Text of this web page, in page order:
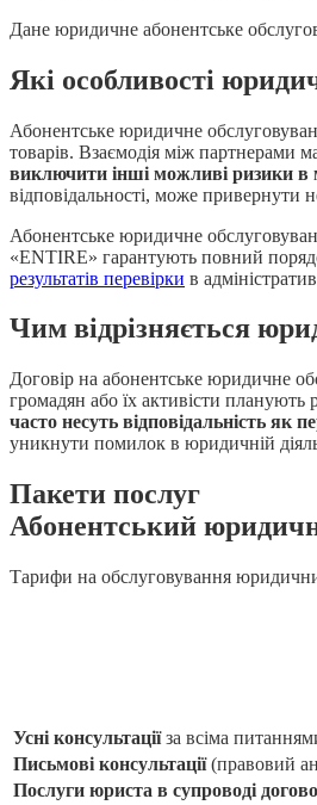
Дане юридичне абонентське
Які особливості
Абонентське юридичне
товарів. Взаємодія між партнерами
виключити інші можливі ризики в
відповідальності, може привернути
Абонентське юридичне
«ENTIRE» гарантують повний
результатів перевірки в
Чим відрізняється
Договір на абонентське юридичне
громадян або їх активісти планують
часто несуть відповідальність
уникнути помилок в юридичній
Пакети послуг
Абонентський
Тарифи на обслуговування
Усні консультаціїза всіма
Письмові консультації(правовий
Послуги юриста в супроводі